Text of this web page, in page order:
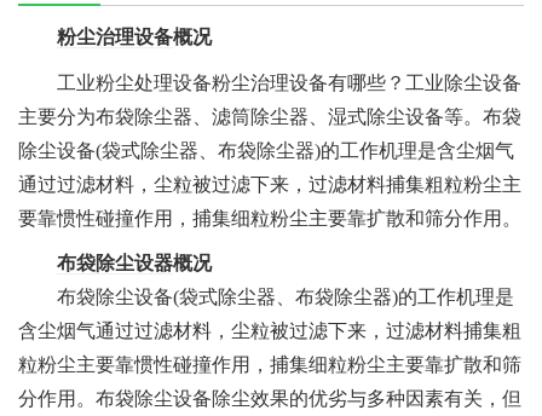
粉尘治理设备概况
工业粉尘处理设备粉尘治理设备有哪些？工业除尘设备
主要分为布袋除尘器、滤筒除尘器、湿式除尘设备等。布袋
除尘设备(袋式除尘器、布袋除尘器)的工作机理是含尘烟气
通过过滤材料，尘粒被过滤下来，过滤材料捕集粗粒粉尘主
要靠惯性碰撞作用，捕集细粒粉尘主要靠扩散和筛分作用。
布袋除尘设器概况
布袋除尘设备(袋式除尘器、布袋除尘器)的工作机理是
含尘烟气通过过滤材料，尘粒被过滤下来，过滤材料捕集粗
粒粉尘主要靠惯性碰撞作用，捕集细粒粉尘主要靠扩散和筛
分作用。布袋除尘设备除尘效果的优劣与多种因素有关，但